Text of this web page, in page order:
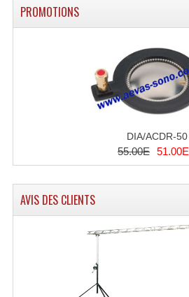
PROMOTIONS
DIA/ACDR-50
55.00E 51.00E
AVIS DES CLIENTS